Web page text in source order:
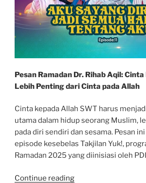
Pesan Ramadan Dr. Rihab Aqil:
Lebih Penting dari Cinta pada Allah
Cinta kepada Allah SWT harus
utama dalam hidup seorang Muslim,
pada diri sendiri dan sesama. Pesan
episode kesebelas Takjilan Yuk!,
Ramadan 2025 yang diinisiasi oleh
Continue reading“Takjilan